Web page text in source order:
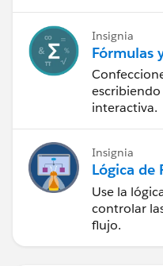
Salesforce.
Insignia
Fórmulas
interactiva.
Insignia
Lógica de
Use la
controlar
flujo.